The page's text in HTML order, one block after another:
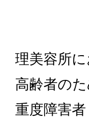
理美容所
高齢者の
重度障害